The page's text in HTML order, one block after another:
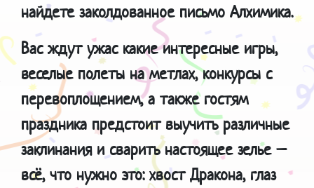
найдете заколдованное письмо Алхимика.
Вас ждут ужас какие интересные игры,
веселые полеты на метлах, конкурсы с
перевоплощением, а также гостям
праздника предстоит выучить различные
заклинания и сварить настоящее зелье –
всё, что нужно это: хвост Дракона, глаз